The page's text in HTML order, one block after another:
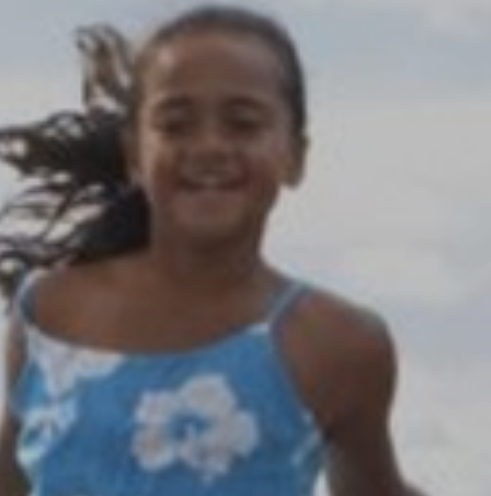
Noodzakelijke cookies helpen een website
bruikbaarder te maken, door basisfuncties als
paginanavigatie en toegang tot beveiligde
gedeelten van de website mogelijk te maken.
Zonder deze cookies kan de website niet naar
behoren werken.
Marketing:
Deze site gebruikt cookies en Google
technologieën om het siteverkeer te analyseren.
Het doel van marketingcookies is advertenties
weergeven die zijn afgestemd op en relevant zijn
voor de individuele gebruiker. Deze advertenties
worden zo waardevoller voor uitgevers en externe
adverteerders.